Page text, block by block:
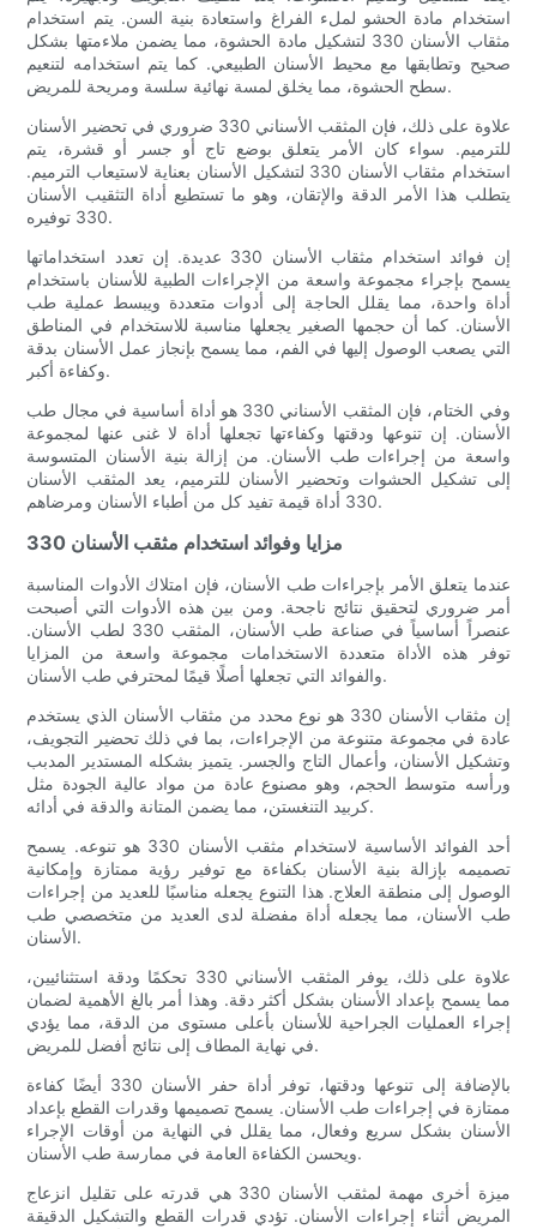
استخدام مادة الحشو لملء الفراغ واستعادة بنية السن. يتم استخدام
مثقاب الأسنان 330 لتشكيل مادة الحشوة، مما يضمن ملاءمتها بشكل
صحيح وتطابقها مع محيط الأسنان الطبيعي. كما يتم استخدامه لتنعيم
سطح الحشوة، مما يخلق لمسة نهائية سلسة ومريحة للمريض.
علاوة على ذلك، فإن المثقب الأسناني 330 ضروري في تحضير الأسنان
للترميم. سواء كان الأمر يتعلق بوضع تاج أو جسر أو قشرة، يتم
استخدام مثقاب الأسنان 330 لتشكيل الأسنان بعناية لاستيعاب الترميم.
يتطلب هذا الأمر الدقة والإتقان، وهو ما تستطيع أداة التثقيب الأسنان
330 توفيره.
إن فوائد استخدام مثقاب الأسنان 330 عديدة. إن تعدد استخداماتها
يسمح بإجراء مجموعة واسعة من الإجراءات الطبية للأسنان باستخدام
أداة واحدة، مما يقلل الحاجة إلى أدوات متعددة ويبسط عملية طب
الأسنان. كما أن حجمها الصغير يجعلها مناسبة للاستخدام في المناطق
التي يصعب الوصول إليها في الفم، مما يسمح بإنجاز عمل الأسنان بدقة
وكفاءة أكبر.
وفي الختام، فإن المثقب الأسناني 330 هو أداة أساسية في مجال طب
الأسنان. إن تنوعها ودقتها وكفاءتها تجعلها أداة لا غنى عنها لمجموعة
واسعة من إجراءات طب الأسنان. من إزالة بنية الأسنان المتسوسة
إلى تشكيل الحشوات وتحضير الأسنان للترميم، يعد المثقب الأسنان
330 أداة قيمة تفيد كل من أطباء الأسنان ومرضاهم.
مزايا وفوائد استخدام مثقب الأسنان 330
عندما يتعلق الأمر بإجراءات طب الأسنان، فإن امتلاك الأدوات المناسبة
أمر ضروري لتحقيق نتائج ناجحة. ومن بين هذه الأدوات التي أصبحت
عنصراً أساسياً في صناعة طب الأسنان، المثقب 330 لطب الأسنان.
توفر هذه الأداة متعددة الاستخدامات مجموعة واسعة من المزايا
والفوائد التي تجعلها أصلًا قيمًا لمحترفي طب الأسنان.
إن مثقاب الأسنان 330 هو نوع محدد من مثقاب الأسنان الذي يستخدم
عادة في مجموعة متنوعة من الإجراءات، بما في ذلك تحضير التجويف،
وتشكيل الأسنان، وأعمال التاج والجسر. يتميز بشكله المستدير المدبب
ورأسه متوسط الحجم، وهو مصنوع عادة من مواد عالية الجودة مثل
كربيد التنغستن، مما يضمن المتانة والدقة في أدائه.
أحد الفوائد الأساسية لاستخدام مثقب الأسنان 330 هو تنوعه. يسمح
تصميمه بإزالة بنية الأسنان بكفاءة مع توفير رؤية ممتازة وإمكانية
الوصول إلى منطقة العلاج. هذا التنوع يجعله مناسبًا للعديد من إجراءات
طب الأسنان، مما يجعله أداة مفضلة لدى العديد من متخصصي طب
الأسنان.
علاوة على ذلك، يوفر المثقب الأسناني 330 تحكمًا ودقة استثنائيين،
مما يسمح بإعداد الأسنان بشكل أكثر دقة. وهذا أمر بالغ الأهمية لضمان
إجراء العمليات الجراحية للأسنان بأعلى مستوى من الدقة، مما يؤدي
في نهاية المطاف إلى نتائج أفضل للمريض.
بالإضافة إلى تنوعها ودقتها، توفر أداة حفر الأسنان 330 أيضًا كفاءة
ممتازة في إجراءات طب الأسنان. يسمح تصميمها وقدرات القطع بإعداد
الأسنان بشكل سريع وفعال، مما يقلل في النهاية من أوقات الإجراء
ويحسن الكفاءة العامة في ممارسة طب الأسنان.
ميزة أخرى مهمة لمثقب الأسنان 330 هي قدرته على تقليل انزعاج
المريض أثناء إجراءات الأسنان. تؤدي قدرات القطع والتشكيل الدقيقة